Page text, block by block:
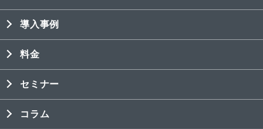
導入事例
料金
セミナー
コラム